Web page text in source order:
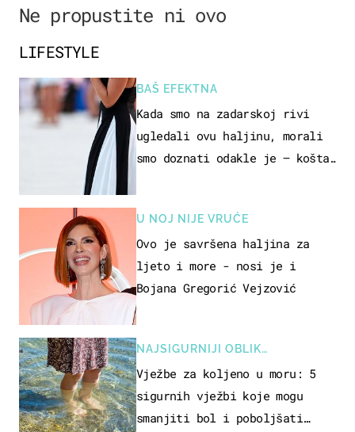
Ne propustite ni ovo
LIFESTYLE
BAŠ EFEKTNA
Kada smo na zadarskoj rivi
ugledali ovu haljinu, morali
smo doznati odakle je – košta
U NOJ NIJE VRUĆE
Ovo je savršena haljina za
ljeto i more - nosi je i
Bojana Gregorić Vejzović
NAJSIGURNIJI OBLIK
REKREACIJE
Vježbe za koljeno u moru: 5
sigurnih vježbi koje mogu
smanjiti bol i poboljšati